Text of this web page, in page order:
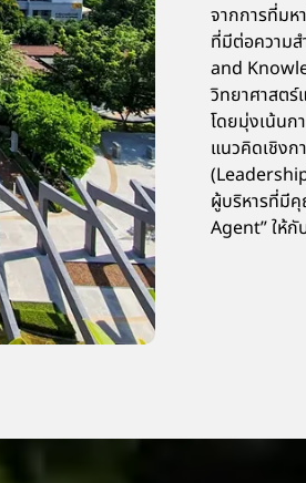
จากการที่มห
ที่มีต่อความส
and
วิทยาศาสตร์
โดยมุ่งเน้นก
แนวคิดเชิง
ผู้บริหารที่มี
Agent” ให้